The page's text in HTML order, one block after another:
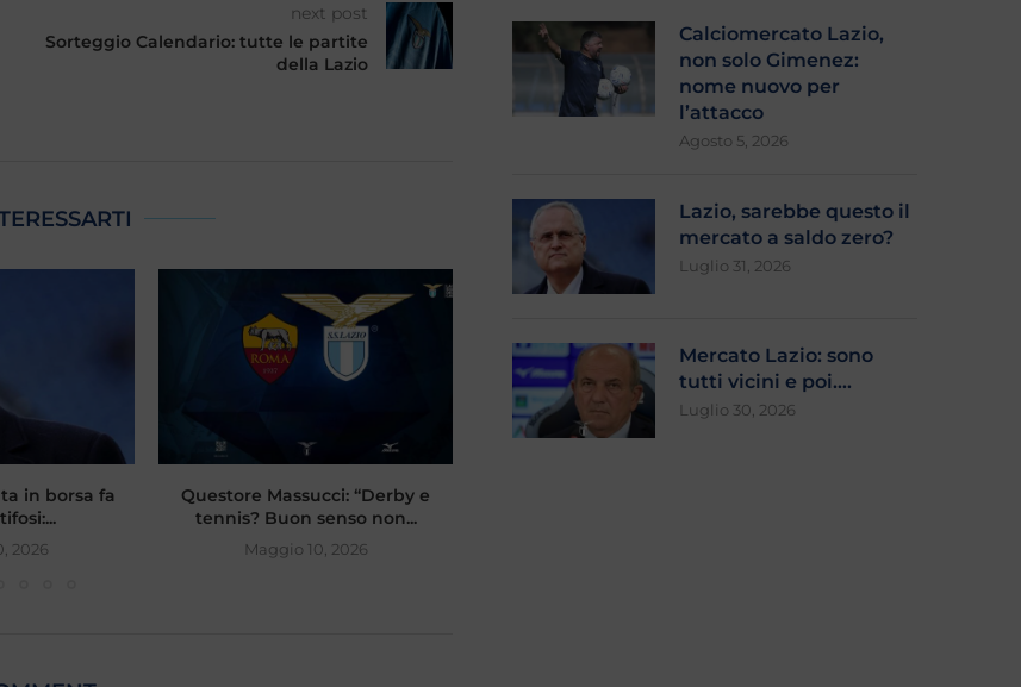
next post
Sorteggio Calendario: tutte le partite
della Lazio
in borsa fa
2026
Questore Massucci: “Derby e
tennis? Buon senso non...
Maggio 10, 2026
Calciomercato Lazio,
non solo Gimenez:
nome nuovo per
l’attacco
Agosto 5, 2026
Lazio, sarebbe questo il
mercato a saldo zero?
Luglio 31, 2026
Mercato Lazio: sono
tutti vicini e poi….
Luglio 30, 2026